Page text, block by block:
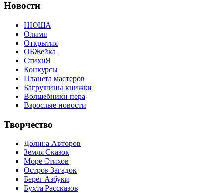
Новости
НЮША
Олимп
Открытия
ОБЖейка
СтихиЯ
Конкурсы
Планета мастеров
Багрушины книжки
Волшебники пера
Взрослые новости
Творчество
Долина Авторов
Земля Сказок
Море Стихов
Остров Загадок
Берег Азбуки
Бухта Рассказов